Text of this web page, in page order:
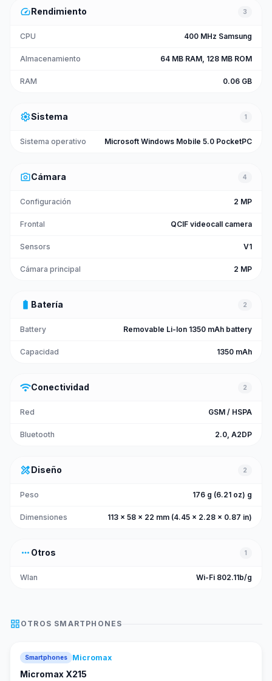
speedRendimiento 3
CPU 400 MHz Samsung
Almacenamiento 64 MB RAM, 128 MB ROM
RAM 0.06 GB
settingsSistema 1
Sistema operativo Microsoft Windows Mobile 5.0 PocketPC
photo_cameraCámara 4
Configuración 2 MP
Frontal QCIF videocall camera
Sensors V1
Cámara principal 2 MP
battery_full Batería 2
Battery Removable Li-Ion 1350 mAh battery
Capacidad 1350 mAh
wifiConectividad 2
Red GSM / HSPA
Bluetooth 2.0, A2DP
design_servicesDiseño 2
Peso 176 g (6.21 oz) g
Dimensiones 113 x 58 x 22 mm (4.45 x 2.28 x 0.87 in)
more_horiz Otros 1
Wlan Wi-Fi 802.11b/g
grid_view OTROS SMARTPHONES
Smartphones Micromax
Micromax X215